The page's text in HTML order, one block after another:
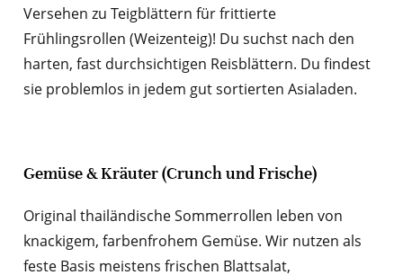
Versehen zu Teigblättern für frittierte
Frühlingsrollen (Weizenteig)! Du suchst nach den
harten, fast durchsichtigen Reisblättern. Du findest
sie problemlos in jedem gut sortierten Asialaden.
Gemüse & Kräuter (Crunch und Frische)
Original thailändische Sommerrollen leben von
knackigem, farbenfrohem Gemüse. Wir nutzen als
feste Basis meistens frischen Blattsalat,